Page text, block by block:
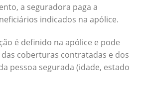
a seguradora paga a
indicados na apólice.
é definido na apólice e pode
coberturas contratadas e dos
pessoa segurada (idade, estado